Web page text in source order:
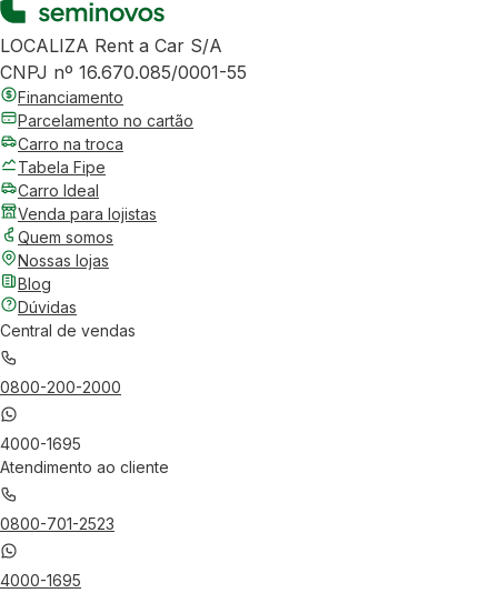
LOCALIZA Rent a Car S/A
CNPJ nº 16.670.085/0001-55
Financiamento
Parcelamento no cartão
Carro na troca
Tabela Fipe
Carro Ideal
Venda para lojistas
Quem somos
Nossas lojas
Blog
Dúvidas
Central de vendas
0800-200-2000
4000-1695
Atendimento ao cliente
0800-701-2523
4000-1695